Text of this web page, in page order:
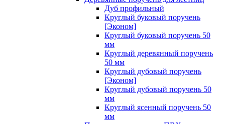
Дуб профильный
Круглый буковый поручень
[Эконом]
Круглый буковый поручень 50
мм
Круглый деревянный поручень
50 мм
Круглый дубовый поручень
[Эконом]
Круглый дубовый поручень 50
мм
Круглый ясенный поручень 50
мм